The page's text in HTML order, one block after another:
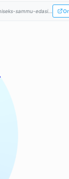
sammu-edasi...